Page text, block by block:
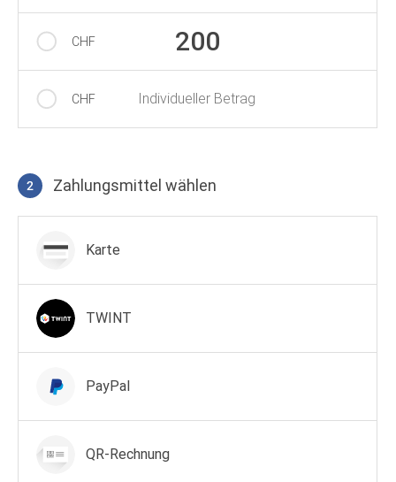
CHF 200
CHF Individueller Betrag
2 Zahlungsmittel wählen
Karte
TWINT
PayPal
QR-Rechnung